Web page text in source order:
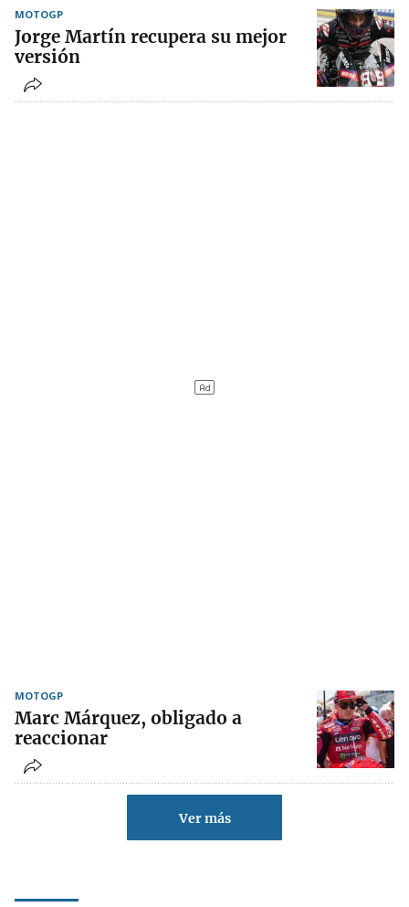
MOTOGP
Jorge Martín recupera su mejor
versión
MOTOGP
Marc Márquez, obligado a
reaccionar
Ver más